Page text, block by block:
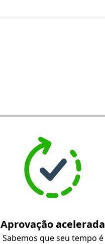
Aprovação acelerada
Sabemos que seu tempo é